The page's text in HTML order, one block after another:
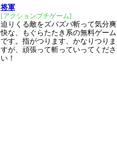
将軍
[アクションプチゲーム]
迫りくる敵をズバズバ斬って気分爽
快な、もぐらたたき系の無料ゲーム
です。指がつります、かなりつりま
すが、頑張って斬っていってくださ
い！